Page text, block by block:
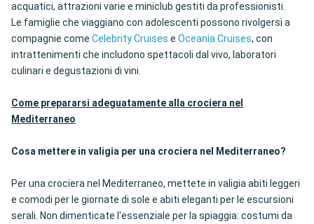
acquatici, attrazioni varie e miniclub gestiti da professionisti.
Le famiglie che viaggiano con adolescenti possono rivolgersi a
compagnie come Celebrity Cruises e Oceania Cruises, con
intrattenimenti che includono spettacoli dal vivo, laboratori
culinari e degustazioni di vini.
Come prepararsi adeguatamente alla crociera nel
Mediterraneo
Cosa mettere in valigia per una crociera nel Mediterraneo?
Per una crociera nel Mediterraneo, mettete in valigia abiti leggeri
e comodi per le giornate di sole e abiti eleganti per le escursioni
serali. Non dimenticate l'essenziale per la spiaggia: costumi da